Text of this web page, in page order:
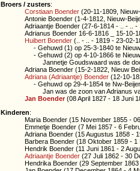
Broers / zusters:
Corstiaan Boender (20-11-1809,
Antonie Boender (1-4-1812, Nieuw-
Adriaantje Boender (27-6-1814 - .. - ..
Adrianus Boender 16-6-1816 _ 15-10-
Huibert Boender (.. - .. - 1819 - 23-02-
- Gehuwd (1) op 25-3-1840 te
- Gehuwd (2) op 4-10-1866 te
Jannetje Goudswaard was de
Adriana Boender (15-2-1822, Nieuw
Adriana (Adriaantje) Boender (12-10-
- Gehuwd op 29-4-1854 te Nw-
Jan was de zoon van Adrianus van
Jan Boender(08 April 1827 - 18 Juni
Kinderen:
Maria Boender (15 November 1855 -
Emmetje Boender (7 Mei 1857 - 6
Adriana Boender (15 Augustus 1858 -
Barbera Boender (18 Oktober 1859 - 1
Hendrik Boender (11 Juni 1861 - 2
Adriaantje Boender (27 Juli 1862 - 30
Hendrika Boender (29 September